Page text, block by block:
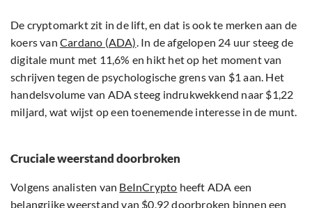
De cryptomarkt zit in de lift, en dat is ook te merken aan de
koers van Cardano (ADA). In de afgelopen 24 uur steeg de
digitale munt met 11,6% en hikt het op het moment van
schrijven tegen de psychologische grens van $1 aan. Het
handelsvolume van ADA steeg indrukwekkend naar $1,22
miljard, wat wijst op een toenemende interesse in de munt.
Cruciale weerstand doorbroken
Volgens analisten van BeInCrypto heeft ADA een
belangrijke weerstand van $0,92 doorbroken binnen een